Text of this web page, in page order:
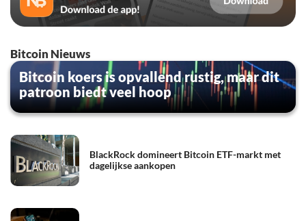
Bitcoin Nieuws
Bitcoin koers is opvallend rustig, maar dit
patroon biedt veel hoop
BlackRock domineert Bitcoin ETF-markt met
dagelijkse aankopen